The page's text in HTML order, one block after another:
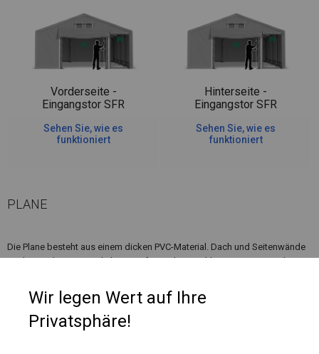
Vorderseite -
Eingangstor SFR
Sehen Sie, wie es
funktioniert
Hinterseite -
Eingangstor SFR
Sehen Sie, wie es
funktioniert
PLANE
Die Plane besteht aus einem dicken PVC-Material. Dach und Seitenwände
sind ein Teil. Ein zusätzlicher Komfort ist hier ein kleinerer Eingang, der
Mal einen größeren Eingang öffnen, wenn Sie eintreten möchten.
Wir legen Wert auf Ihre
Privatsphäre!